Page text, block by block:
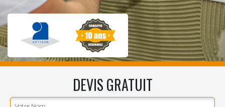
DEVIS GRATUIT